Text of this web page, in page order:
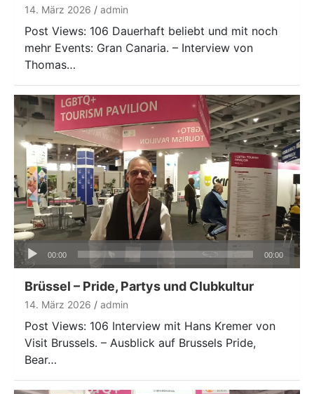
14. März 2026 admin
Post Views: 106 Dauerhaft beliebt und mit noch
mehr Events: Gran Canaria. – Interview von
Thomas…
Audio-
Player
00:00 00:00
Brüssel – Pride, Partys und Clubkultur
14. März 2026 admin
Post Views: 106 Interview mit Hans Kremer von
Visit Brussels. – Ausblick auf Brussels Pride,
Bear…